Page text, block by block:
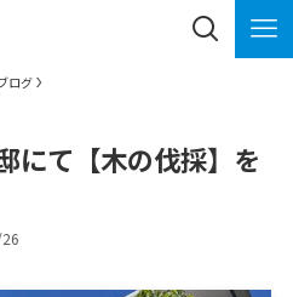
ログ
て【木の伐採】を